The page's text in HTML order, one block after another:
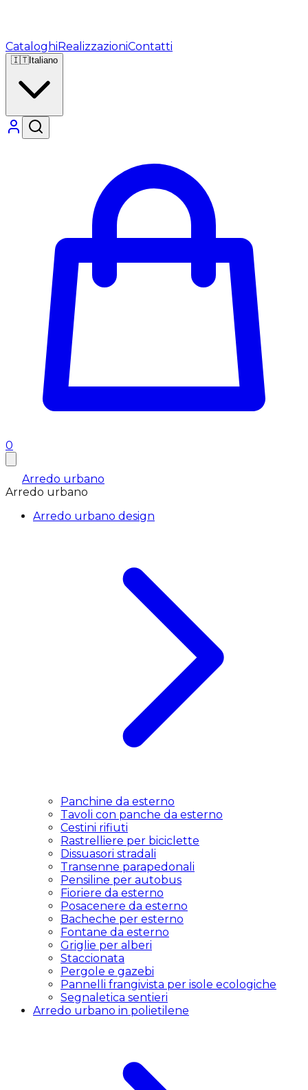
CataloghiRealizzazioniContatti
🇮🇹Italiano
0
Arredo urbano
Arredo urbano
Arredo urbano design
Panchine da esterno
Tavoli con panche da esterno
Cestini rifiuti
Rastrelliere per biciclette
Dissuasori stradali
Transenne parapedonali
Pensiline per autobus
Fioriere da esterno
Posacenere da esterno
Bacheche per esterno
Fontane da esterno
Griglie per alberi
Staccionata
Pergole e gazebi
Pannelli frangivista per isole ecologiche
Segnaletica sentieri
Arredo urbano in polietilene